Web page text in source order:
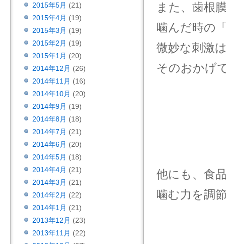
また、歯根
噛んだ時の
微妙な刺激
そのおかげ
他にも、食
噛む力を調
2015年5月 (21)
2015年4月 (19)
2015年3月 (19)
2015年2月 (19)
2015年1月 (20)
2014年12月 (26)
2014年11月 (16)
2014年10月 (20)
2014年9月 (19)
2014年8月 (18)
2014年7月 (21)
2014年6月 (20)
2014年5月 (18)
2014年4月 (21)
2014年3月 (21)
2014年2月 (22)
2014年1月 (21)
2013年12月 (23)
2013年11月 (22)